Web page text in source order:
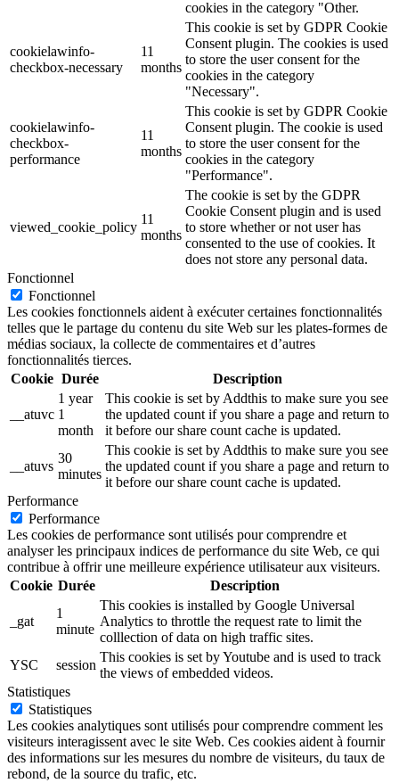
cookies in the category "Other.
cookielawinfo-
checkbox-necessary
11
months
This cookie is set by GDPR Cookie
Consent plugin. The cookies is used
to store the user consent for the
cookies in the category
"Necessary".
cookielawinfo-
checkbox-
performance
11
months
This cookie is set by GDPR Cookie
Consent plugin. The cookie is used
to store the user consent for the
cookies in the category
"Performance".
viewed_cookie_policy
11
months
The cookie is set by the GDPR
Cookie Consent plugin and is used
to store whether or not user has
consented to the use of cookies. It
does not store any personal data.
Fonctionnel
Fonctionnel
Les cookies fonctionnels aident à exécuter certaines fonctionnalités
telles que le partage du contenu du site Web sur les plates-formes de
médias sociaux, la collecte de commentaires et d’autres
fonctionnalités tierces.
Cookie Durée Description
__atuvc
1 year
1
month
This cookie is set by Addthis to make sure you see
the updated count if you share a page and return to
it before our share count cache is updated.
__atuvs
30
minutes
This cookie is set by Addthis to make sure you see
the updated count if you share a page and return to
it before our share count cache is updated.
Performance
Performance
Les cookies de performance sont utilisés pour comprendre et
analyser les principaux indices de performance du site Web, ce qui
contribue à offrir une meilleure expérience utilisateur aux visiteurs.
Cookie Durée Description
_gat
1
minute
This cookies is installed by Google Universal
Analytics to throttle the request rate to limit the
colllection of data on high traffic sites.
YSC
session
This cookies is set by Youtube and is used to track
the views of embedded videos.
Statistiques
Statistiques
Les cookies analytiques sont utilisés pour comprendre comment les
visiteurs interagissent avec le site Web. Ces cookies aident à fournir
des informations sur les mesures du nombre de visiteurs, du taux de
rebond, de la source du trafic, etc.